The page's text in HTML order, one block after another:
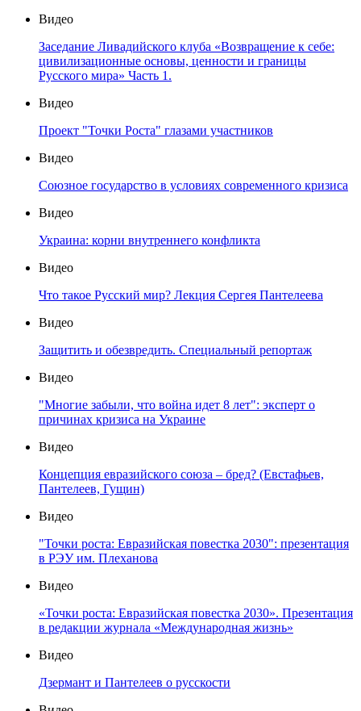
Видео
Заседание Ливадийского клуба «Возвращение к себе:
цивилизационные основы, ценности и границы
Русского мира» Часть 1.
Видео
Проект "Точки Роста" глазами участников
Видео
Союзное государство в условиях современного кризиса
Видео
Украина: корни внутреннего конфликта
Видео
Что такое Русский мир? Лекция Сергея Пантелеева
Видео
Защитить и обезвредить. Специальный репортаж
Видео
"Многие забыли, что война идет 8 лет": эксперт о
причинах кризиса на Украине
Видео
Концепция евразийского союза – бред? (Евстафьев,
Пантелеев, Гущин)
Видео
"Точки роста: Евразийская повестка 2030": презентация
в РЭУ им. Плеханова
Видео
«Точки роста: Евразийская повестка 2030». Презентация
в редакции журнала «Международная жизнь»
Видео
Дзермант и Пантелеев о русскости